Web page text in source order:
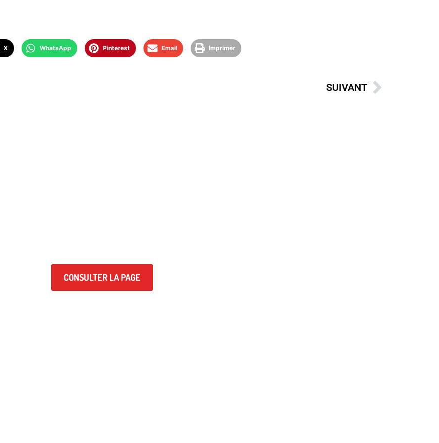
X WhatsApp Pinterest Email Imprimer
SUIVANT
CONSULTER LA PAGE